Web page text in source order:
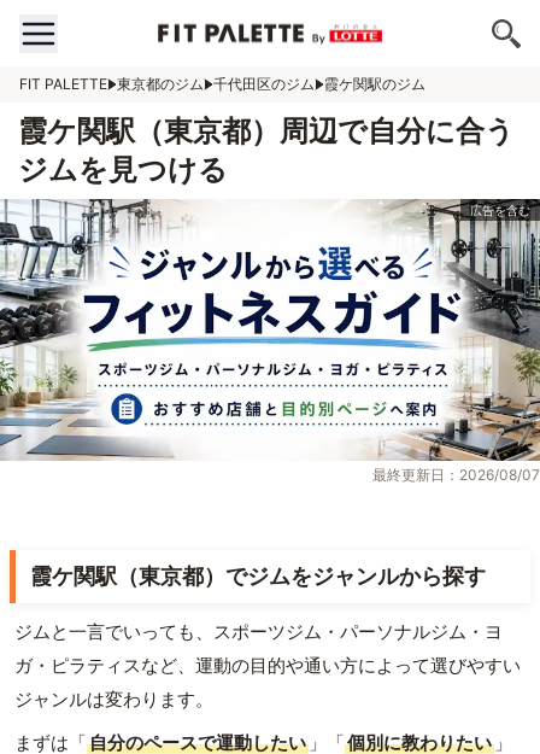
FIT PALETTE 東京都のジム 千代田区のジム 霞ケ関駅のジム
霞ケ関駅（東京都）周辺で自分に合う
ジムを見つける
最終更新日：2026/08/07
霞ケ関駅（東京都）でジムをジャンルから探す
ジムと一言でいっても、スポーツジム・パーソナルジム・ヨ
ガ・ピラティスなど、運動の目的や通い方によって選びやすい
ジャンルは変わります。
まずは「自分のペースで運動したい 」「個別に教わりたい 」